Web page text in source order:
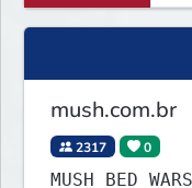
mush.com.br
2317 0
MUSH BED